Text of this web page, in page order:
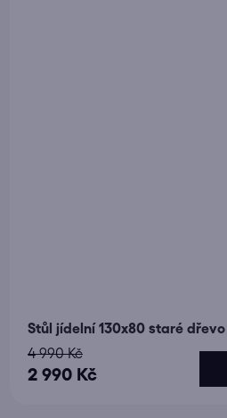
Stůl jídelní 130x80 staré dřevo
2 990 Kč
4 990 Kč